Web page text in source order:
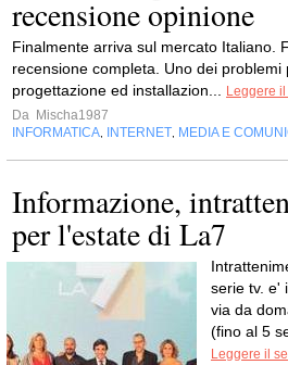
recensione opinione
Finalmente arriva sul mercato Italiano.
recensione completa. Uno dei
progettazione ed installazion...
Leggere
Da Mischa1987
INFORMATICA
INTERNET MEDIA E
Informazione,
per l'estate di La7
serie tv. e'
via da
(fino al 5
Leggere il